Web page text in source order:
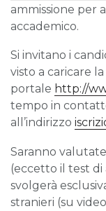
ammissione per
accademico.
Si invitano i
visto a caricare
portale http://
tempo in
all’indirizzo
Saranno
(eccetto il test
svolgerà
stranieri (su